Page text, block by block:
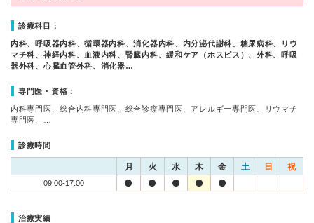
診療科目：
内科、呼吸器内科、循環器内科、消化器内科、内分泌代謝科、糖尿病科、リウ
マチ科、神経内科、血液内科、腎臓内科、緩和ケア（ホスピス）、外科、呼吸
器外科、心臓血管外科、消化器…
専門医・資格：
内科専門医、総合内科専門医、総合診療専門医、アレルギー専門医、リウマチ
専門医、…
診療時間
月 火 水 木 金 土 日 祝
09:00-17:00
治療実績